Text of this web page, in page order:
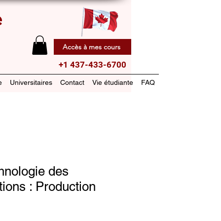
Accès à mes cours
+1 437-433-6700
Universitaires Contact Vie étudiante FAQ
des
: Production